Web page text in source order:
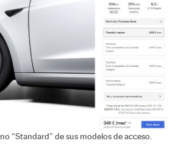
“Standard” de sus modelos de acceso.